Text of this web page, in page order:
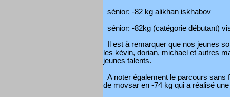
sénior: -82 kg alikhan iskhabov
sénior: -82kg (catégorie débutant)
Il est à remarquer que nos jeunes
les kévin, dorian, michael et autres
jeunes talents.
A noter également le parcours sans
de movsar en -74 kg qui a réalisé